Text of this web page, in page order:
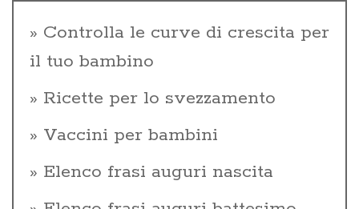
Controlla le curve di crescita per
il tuo bambino
Ricette per lo svezzamento
Vaccini per bambini
Elenco frasi auguri nascita